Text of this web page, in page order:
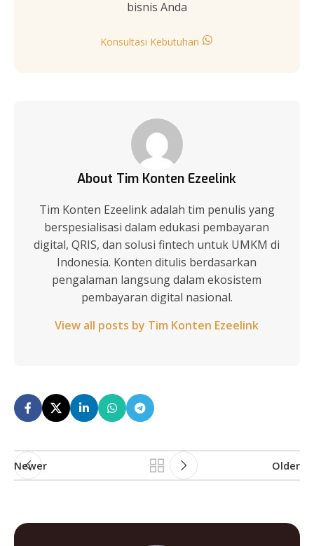
bisnis Anda
Konsultasi Kebutuhan
About Tim Konten Ezeelink
Tim Konten Ezeelink adalah tim penulis yang
berspesialisasi dalam edukasi pembayaran
digital, QRIS, dan solusi fintech untuk UMKM di
Indonesia. Konten ditulis berdasarkan
pengalaman langsung dalam ekosistem
pembayaran digital nasional.
View all posts by Tim Konten Ezeelink
Newer Older